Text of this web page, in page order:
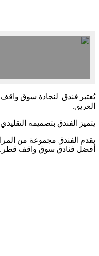
يُعتبر فندق النجادة سوق
العريق.
يتميز الفندق بتصميمه
يقدم الفندق مجموعة من
أفضل فنادق سوق واقف قطر.